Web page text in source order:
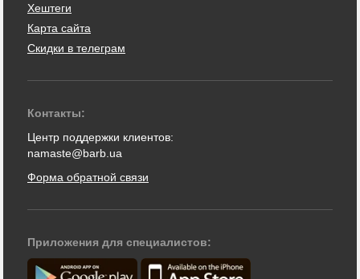
Хештеги
Карта сайта
Скидки в телеграм
Контакты:
Центр поддержки клиентов:
namaste@barb.ua
Форма обратной связи
Приложения для специалистов: